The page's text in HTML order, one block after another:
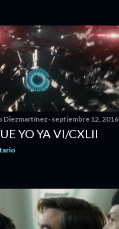
Diezmartínez septiembre 12, 2016
YO YA VI/CXLII